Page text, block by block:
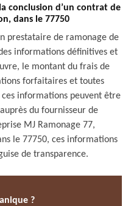
conclusion d’un contrat de
dans le 77750
prestataire de ramonage de
informations définitives et
le montant du frais de
forfaitaires et toutes
ces informations peuvent être
du fournisseur de
MJ Ramonage 77,
le 77750, ces informations
de transparence.
?